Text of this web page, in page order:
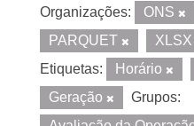
Organizações: ONS
PARQUET
XLSX
Etiquetas:
Horário
Geração
Grupos: